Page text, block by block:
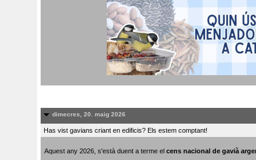
dimecres, 20. maig 2026
Has vist gavians criant en edificis? Els estem comptant!
Aquest any 2026, s'està duent a terme el cens nacional de gavià